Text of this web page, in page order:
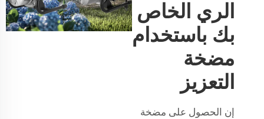
الري الخاص
بك باستخدام
مضخة
التعزيز
إن الحصول على مضخة